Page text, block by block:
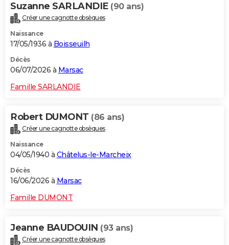
Alimentation
Guide de la santé
Maladies
Médicaments
Sommeil
VOYAGE
Destinations
City break
Voyage nature
Voyage de noces
Forum
Climat
+PHOTO
GUIDES D'ACHAT
Carte de Noël
Carte Bonne année
Carte Saint-Valentin
Carte Pâques
Carte d'anniversaire
DICTIONNAIRE
Dictionnaire
Biographies
Citations
Expressions
Proverbes
PROGRAMME TV
S'inscrire
Se connecter
Lycées
Collèges
Primaires
Universités
Entreprises
Service militaire
Avis de recherche
AVIS DE DÉCÈS
FORUM
Suzanne SARLANDIE (90 ans)
Créer une cagnotte obsèques
Naissance
17/05/1936 à Boisseuilh
Décès
06/07/2026 à Marsac
Famille SARLANDIE
Robert DUMONT (86 ans)
Créer une cagnotte obsèques
Naissance
04/05/1940 à Châtelus-le-Marcheix
Décès
16/06/2026 à Marsac
Famille DUMONT
Jeanne BAUDOUIN (93 ans)
Créer une cagnotte obsèques